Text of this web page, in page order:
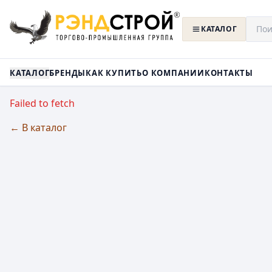
КАТАЛОГ
КАТАЛОГБРЕНДЫКАК КУПИТЬО КОМПАНИИКОНТАКТЫ
Failed to fetch
← В каталог